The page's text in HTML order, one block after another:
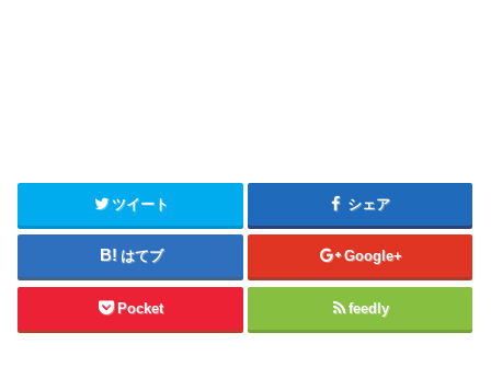
ツイート シェア
はてブ Google+
Pocket feedly